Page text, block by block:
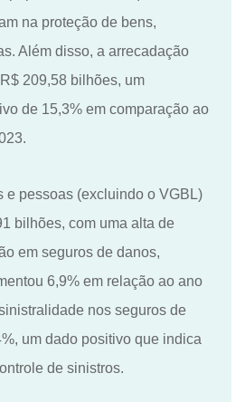
na proteção de bens,
Além disso, a arrecadação
209,58 bilhões, um
de 15,3% em comparação ao
e pessoas (excluindo o VGBL)
bilhões, com uma alta de
em seguros de danos,
6,9% em relação ao ano
nos seguros de
um dado positivo que indica
de sinistros.